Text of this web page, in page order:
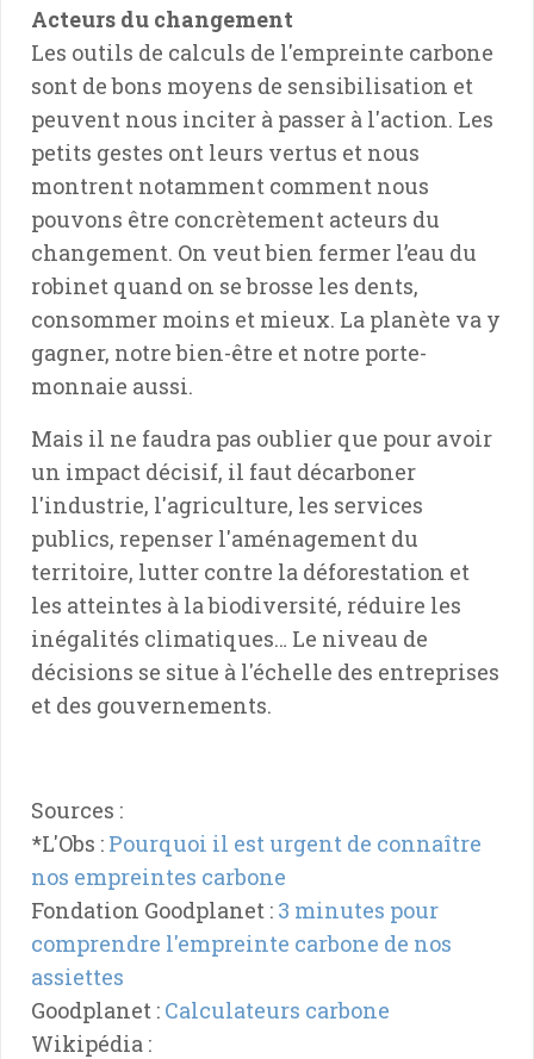
Acteurs du changement
Les outils de calculs de l'empreinte carbone
sont de bons moyens de sensibilisation et
peuvent nous inciter à passer à l'action. Les
petits gestes ont leurs vertus et nous
montrent notamment comment nous
pouvons être concrètement acteurs du
changement. On veut bien fermer l’eau du
robinet quand on se brosse les dents,
consommer moins et mieux. La planète va y
gagner, notre bien-être et notre porte-
monnaie aussi.
Mais il ne faudra pas oublier que pour avoir
un impact décisif, il faut décarboner
l'industrie, l'agriculture, les services
publics, repenser l'aménagement du
territoire, lutter contre la déforestation et
les atteintes à la biodiversité, réduire les
inégalités climatiques… Le niveau de
décisions se situe à l'échelle des entreprises
et des gouvernements.
Sources :
*L'Obs : Pourquoi il est urgent de connaître
nos empreintes carbone
Fondation Goodplanet : 3 minutes pour
comprendre l'empreinte carbone de nos
assiettes
Goodplanet : Calculateurs carbone
Wikipédia :